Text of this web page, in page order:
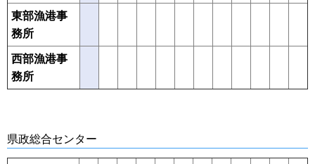
東部漁港事
務所
西部漁港事
務所
県政総合センター